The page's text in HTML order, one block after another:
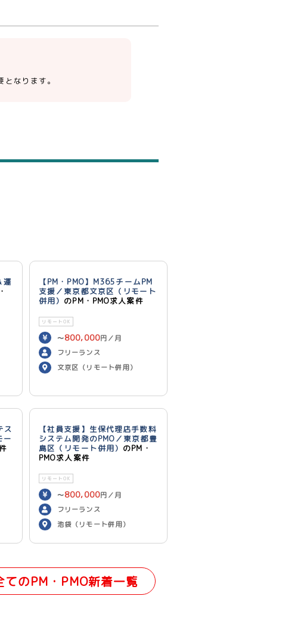
なります。
運
【PM・PMO】M365チームPM
支援／東京都文京区（リモート
併用） のPM・PMO求人案件
リモートOK
〜800,000円／月
フリーランス
文京区（リモート併用）
ス
ー
【社員支援】生保代理店手数料
システム開発のPMO／東京都豊
島区（リモート併用） のPM・
PMO求人案件
リモートOK
〜800,000円／月
フリーランス
池袋（リモート併用）
てのPM・PMO新着一覧